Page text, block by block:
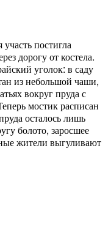
постигла
дорогу от костела.
уголок: в саду
из небольшой чаши,
вокруг пруда с
мостик расписан
осталось лишь
болото, заросшее
жители выгуливают